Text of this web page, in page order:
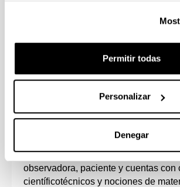
Permitir todas
Personalizar
Denegar
La formación obtenida te
en el ámbito empresarial e
Perfil de ingreso
Si tienes vocación investigadora, te
trabajo en el laboratorio, eres una
observadora, paciente y cuentas con
científicotécnicos y nociones de